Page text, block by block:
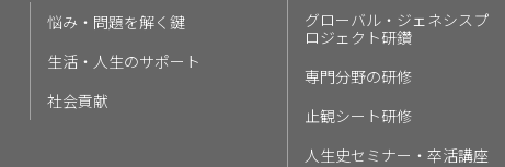
悩み・問題を解く鍵
生活・人生のサポート
社会貢献
グローバル・ジェネシスプ
ロジェクト研鑽
専門分野の研修
止観シート研修
人生史セミナー・卒活講座